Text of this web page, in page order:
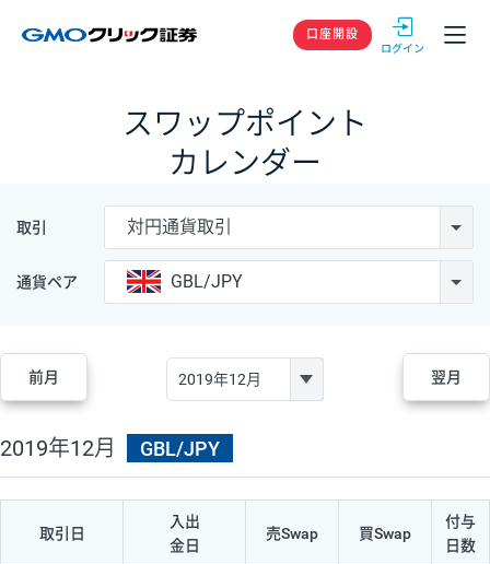
GMOクリック
口座開設
スワップポイント
カレンダー
取引 対円通貨取引
通貨ペア GBL/JPY
前月 翌月
2019年12月 GBL/JPY
取引日
入出
金日
売Swap 買Swap
付与
日数